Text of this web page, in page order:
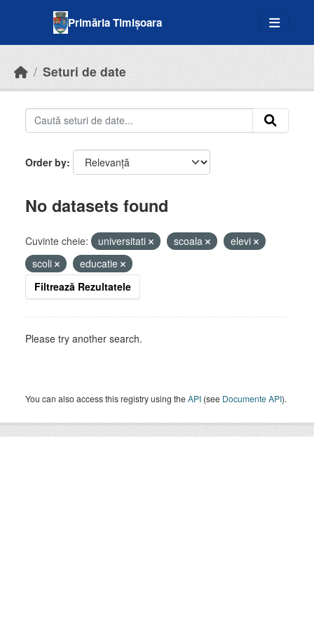
Primăria Timișoara
Seturi de date
Order by
No datasets found
Cuvinte cheie: universitati scoala
elevi
scoli
educatie
Filtrează Rezultatele
Please try another search.
You can also access this registry using theAPI (see Documente API).